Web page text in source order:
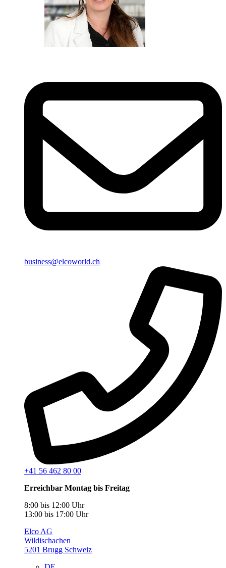
business@elcoworld.ch
+41 56 462 80 00
Erreichbar Montag bis Freitag
8:00 bis 12:00 Uhr
13:00 bis 17:00 Uhr
Elco AG
Wildischachen
5201 Brugg Schweiz